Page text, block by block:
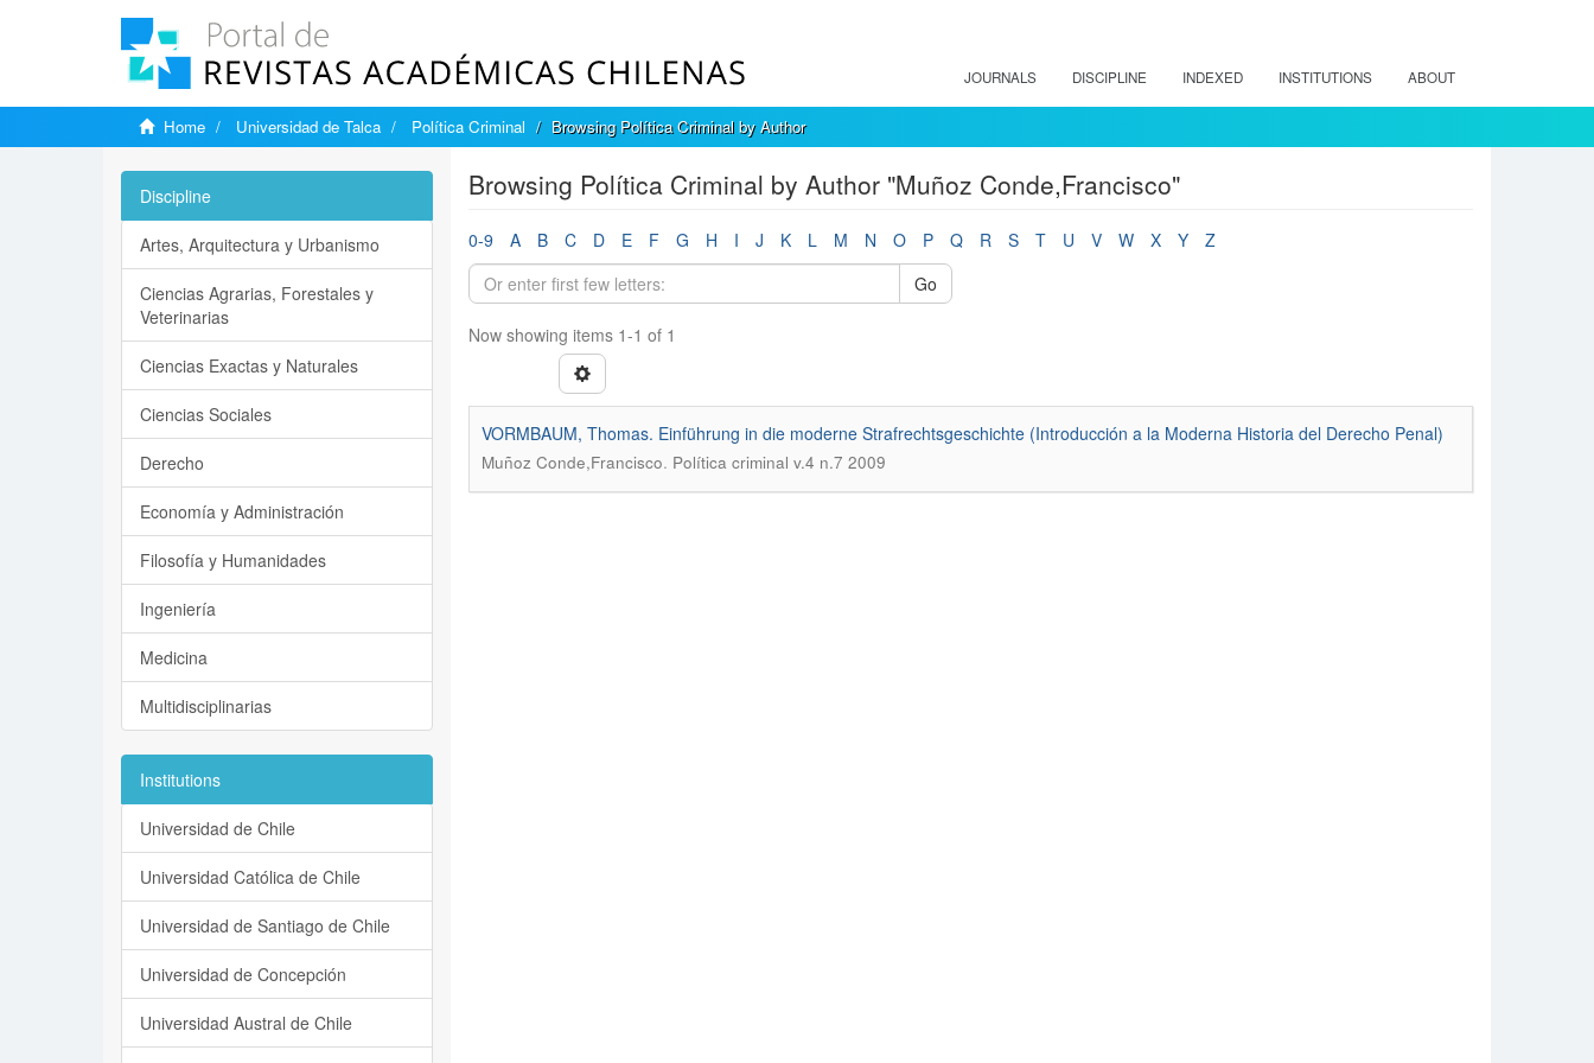
JOURNALS DISCIPLINE INDEXED INSTITUTIONS ABOUT
Home Universidad de Talca Política Criminal Browsing Política Criminal by Author
Browsing Política Criminal by Author "Muñoz Conde,Francisco"
0-9 A B C D E F G H I J K L M N O P Q R S T U V W X Y
Z
Go
Now showing items 1-1 of 1
VORMBAUM, Thomas. Einführung in die moderne Strafrechtsgeschichte (Introducción a la Moderna Historia del Derecho Penal)
Muñoz Conde,Francisco. Política criminal v.4 n.7 2009
Discipline
Artes, Arquitectura y Urbanismo
Ciencias Agrarias, Forestales y
Veterinarias
Ciencias Exactas y Naturales
Ciencias Sociales
Derecho
Economía y Administración
Filosofía y Humanidades
Ingeniería
Medicina
Multidisciplinarias
Institutions
Universidad de Chile
Universidad Católica de Chile
Universidad de Santiago de Chile
Universidad de Concepción
Universidad Austral de Chile